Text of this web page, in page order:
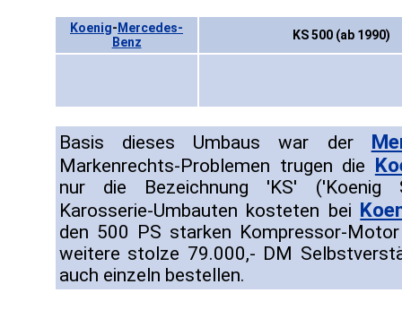
Koenig- Mercedes-
Benz
KS 500 (ab 1990)
Basis dieses Umbaus war der
Markenrechts-Problemen trugen die
nur die Bezeichnung 'KS' ('Koenig
Karosserie-Umbauten kosteten bei
den 500 PS starken Kompressor-
weitere stolze 79.000,- DM
auch einzeln bestellen.